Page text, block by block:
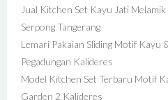
Jual Kitchen Set Kayu Jati
Serpong Tangerang
Lemari Pakaian Sliding Motif Kayu
Pegadungan Kalideres
Model Kitchen Set Terbaru Motif
Garden 2 Kalideres